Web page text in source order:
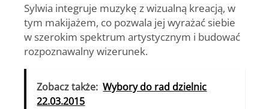
Sylwia integruje muzykę z wizualną kreacją, w
tym makijażem, co pozwala jej wyrażać siebie
w szerokim spektrum artystycznym i budować
rozpoznawalny wizerunek.
Zobacz także: Wybory do rad dzielnic
22.03.2015